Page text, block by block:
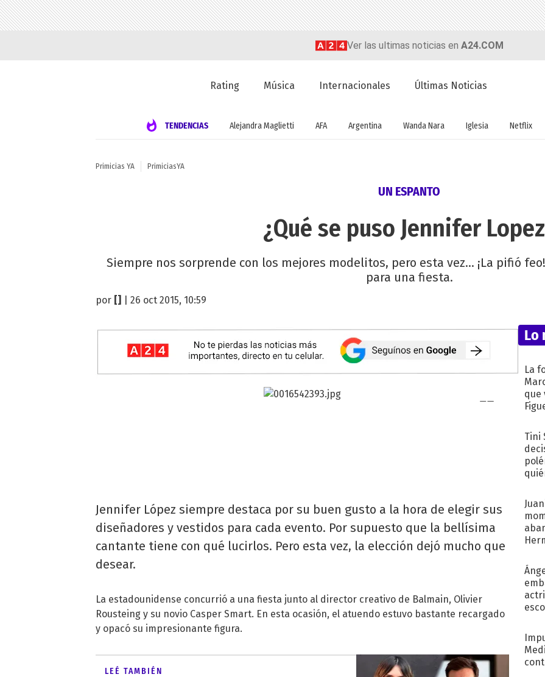
Ver las ultimas noticias en A24.COM
Rating Música Internacionales Últimas Noticias
TENDENCIAS Alejandra Maglietti AFA Argentina Wanda Nara Iglesia Netflix
Primicias YA PrimiciasYA
UN ESPANTO
¿Qué se puso Jennifer
Siempre nos sorprende con los mejores modelitos, pero esta vez... ¡La pifió
para una fiesta.
por | 26 oct 2015, 10:59
Jennifer López siempre destaca por su buen gusto a la hora de elegir sus
diseñadores y vestidos para cada evento. Por supuesto que la bellísima
cantante tiene con qué lucirlos. Pero esta vez, la elección dejó mucho que
desear.
La estadounidense concurrió a una fiesta junto al director creativo de Balmain, Olivier
Rousteing y su novio Casper Smart. En esta ocasión, el atuendo estuvo bastante recargado
y opacó su impresionante figura.
LEÉ TAMBIÉN
Lo
La
que
Tini